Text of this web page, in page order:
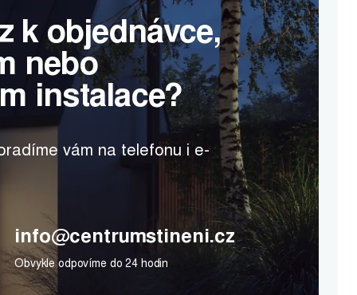
k objednávce,
nebo
instalace?
vám na telefonu i e-
info@centrumstineni.cz
Obvykle odpovíme do 24 hodin